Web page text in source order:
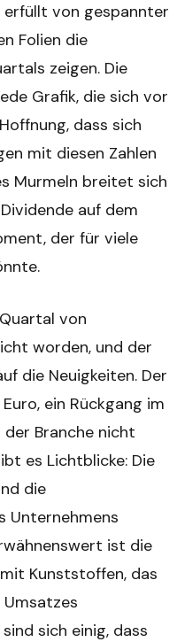
erfüllt von gespannter
Folien die
zeigen. Die
Grafik, die sich vor
dass sich
mit diesen Zahlen
Murmeln breitet sich
auf dem
der für viele
von
worden, und der
die Neuigkeiten. Der
ein Rückgang im
der Branche nicht
es Lichtblicke: Die
die
Unternehmens
ist die
Kunststoffen, das
sich einig, dass